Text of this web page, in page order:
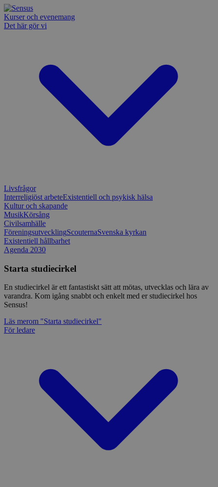
Kurser och evenemang
Det här gör vi
Livsfrågor
Interreligiöst arbeteExistentiell och psykisk hälsa
Kultur och skapande
MusikKörsång
Civilsamhälle
FöreningsutvecklingScouternaSvenska kyrkan
Existentiell hållbarhet
Agenda 2030
Starta studiecirkel
En studiecirkel är ett fantastiskt sätt att mötas, utvecklas och lära av
varandra. Kom igång snabbt och enkelt med er studiecirkel hos
Sensus!
Läs merom "Starta studiecirkel"
För ledare